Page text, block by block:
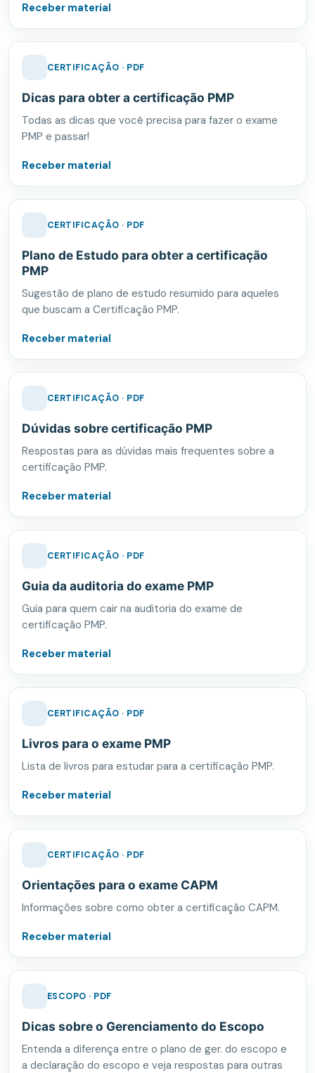
Receber material
CERTIFICAÇÃO · PDF
Dicas para obter a certificação PMP
Todas as dicas que você precisa para fazer o exame
PMP e passar!
Receber material
CERTIFICAÇÃO · PDF
Plano de Estudo para obter a certificação
PMP
Sugestão de plano de estudo resumido para aqueles
que buscam a Certificação PMP.
Receber material
CERTIFICAÇÃO · PDF
Dúvidas sobre certificação PMP
Respostas para as dúvidas mais frequentes sobre a
certificação PMP.
Receber material
CERTIFICAÇÃO · PDF
Guia da auditoria do exame PMP
Guia para quem cair na auditoria do exame de
certificação PMP.
Receber material
CERTIFICAÇÃO · PDF
Livros para o exame PMP
Lista de livros para estudar para a certificação PMP.
Receber material
CERTIFICAÇÃO · PDF
Orientações para o exame CAPM
Informações sobre como obter a certificação CAPM.
Receber material
ESCOPO · PDF
Dicas sobre o Gerenciamento do Escopo
Entenda a diferença entre o plano de ger. do escopo e
a declaração do escopo e veja respostas para outras